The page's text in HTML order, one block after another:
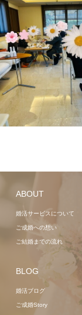
ABOUT
婚活サービスについて
ご成婚への想い
ご結婚までの流れ
BLOG
婚活ブログ
ご成婚Story